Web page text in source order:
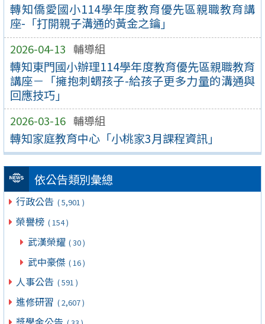
轉知僑愛國小114學年度教育優先區親職教育講
座-「打開親子溝通的黃金之鑰」
2026-04-13 輔導組
轉知東門國小辦理114學年度教育優先區親職教育
講座－「擁抱刺蝟孩子-給孩子更多力量的溝通與
回應技巧」
2026-03-16 輔導組
轉知家庭教育中心「小桃家3月課程資訊」
依公告類別彙總
行政公告 ( 5,901 )
榮譽榜 ( 154 )
武漢榮耀 ( 30 )
武中豪傑 ( 16 )
人事公告 ( 591 )
進修研習 ( 2,607 )